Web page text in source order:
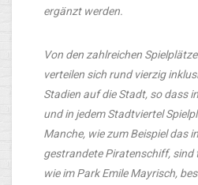
ergänzt werden.
Von den zahlreichen
verteilen sich rund vierzig
Stadien auf die Stadt, so dass
und in jedem Stadtviertel
Manche, wie zum Beispiel das
gestrandete Piratenschiff, sind
wie im Park Emile Mayrisch,